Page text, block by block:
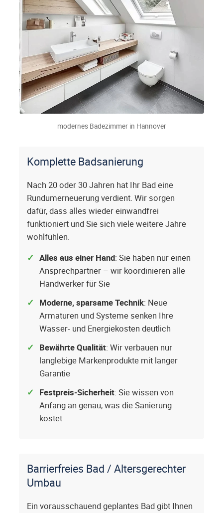
modernes Badezimmer in Hannover
Komplette Badsanierung
Nach 20 oder 30 Jahren hat Ihr Bad eine
Rundumerneuerung verdient. Wir sorgen
dafür, dass alles wieder einwandfrei
funktioniert und Sie sich viele weitere Jahre
wohlfühlen.
Alles aus einer Hand: Sie haben nur einen
Ansprechpartner – wir koordinieren alle
Handwerker für Sie
Moderne, sparsame Technik: Neue
Armaturen und Systeme senken Ihre
Wasser- und Energiekosten deutlich
Bewährte Qualität: Wir verbauen nur
langlebige Markenprodukte mit langer
Garantie
Festpreis-Sicherheit: Sie wissen von
Anfang an genau, was die Sanierung
kostet
Barrierfreies Bad / Altersgerechter
Umbau
Ein vorausschauend geplantes Bad gibt Ihnen